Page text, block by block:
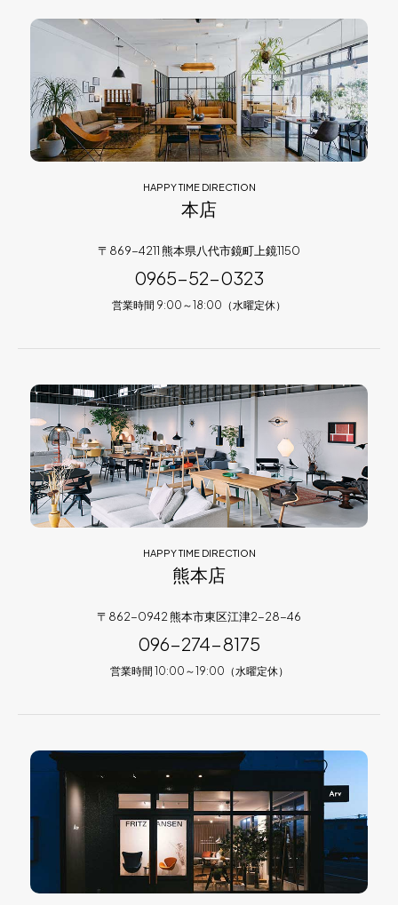
HAPPY TIME DIRECTION
本店
〒869-4211 熊本県八代市鏡町上鏡1150
0965-52-0323
営業時間 9:00～18:00（水曜定休）
HAPPY TIME DIRECTION
熊本店
〒862-0942 熊本市東区江津2-28-46
096-274-8175
営業時間 10:00～19:00（水曜定休）